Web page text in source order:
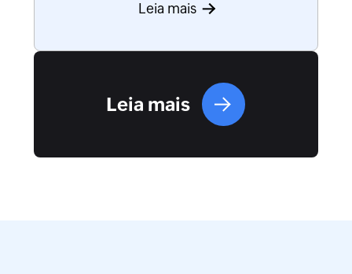
Leia mais
Leia mais